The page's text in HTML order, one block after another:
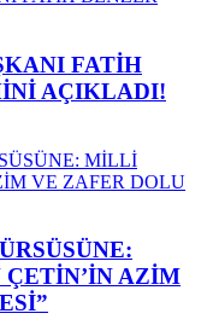
FATİH
AÇIKLADI!
AZİM